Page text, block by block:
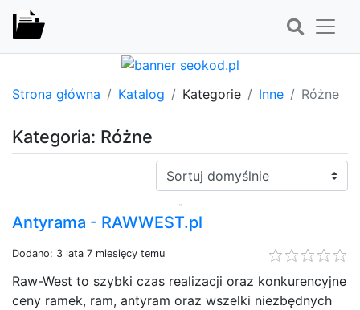
Strona główna Katalog Kategorie Inne Różne
Kategoria: Różne
Sortuj:
Antyrama - RAWWEST.pl
Dodano: 3 lata 7 miesięcy temu
Raw-West to szybki czas realizacji oraz konkurencyjne
ceny ramek, ram, antyram oraz wszelki niezbędnych